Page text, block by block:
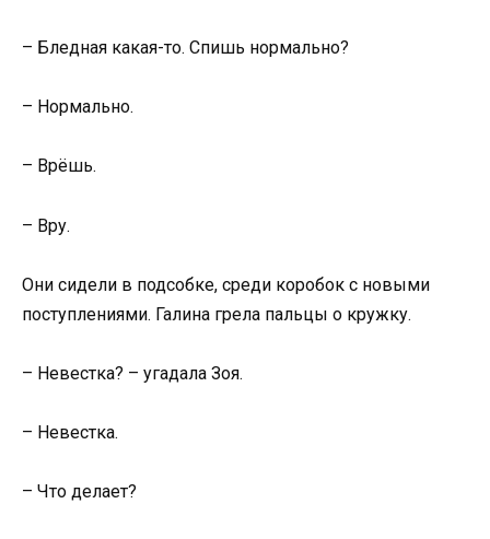
– Бледная какая-то. Спишь нормально?
– Нормально.
– Врёшь.
– Вру.
Они сидели в подсобке, среди коробок с новыми
поступлениями. Галина грела пальцы о кружку.
– Невестка? – угадала Зоя.
– Невестка.
– Что делает?